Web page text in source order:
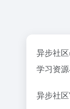
异步社区
学习资源
异步社